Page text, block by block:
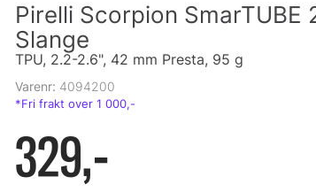
Pirelli Scorpion SmarTUBE
Slange
TPU, 2.2-2.6", 42 mm Presta, 95 g
Varenr: 4094200
329,-